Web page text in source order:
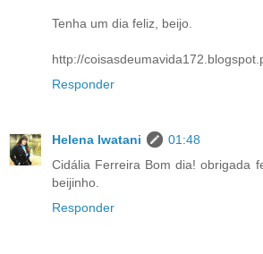
Tenha um dia feliz, beijo.
http://
Responder
Helena Iwatani
01:48
Cidália Ferreira Bom dia! obrigada
beijinho.
Responder